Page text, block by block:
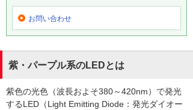
お問い合わせ
紫・パープル系のLEDとは
紫色の光色（波長およそ380～420nm）で発光
するLED（Light Emitting Diode：発光ダイオー